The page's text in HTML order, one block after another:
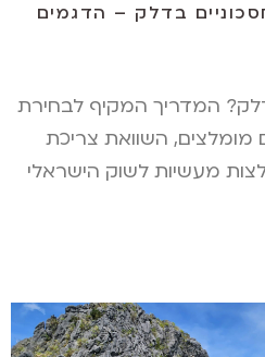
בדלק – הדגמים
המדריך המקיף לבחירת
השוואת צריכת
מעשיות לשוק הישראלי